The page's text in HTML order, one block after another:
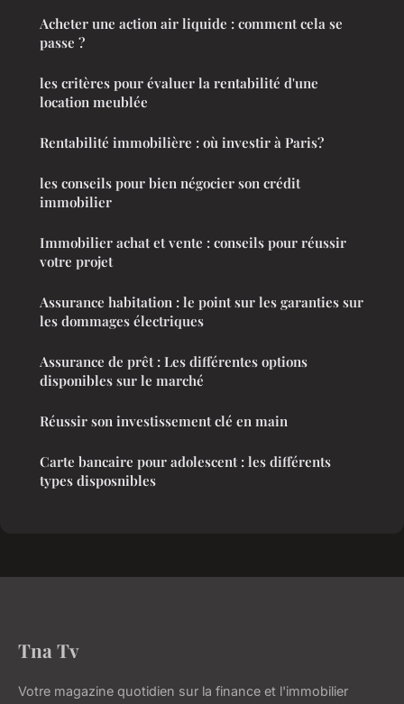
Acheter une action air liquide : comment cela se
passe ?
les critères pour évaluer la rentabilité d'une
location meublée
Rentabilité immobilière : où investir à Paris?
les conseils pour bien négocier son crédit
immobilier
Immobilier achat et vente : conseils pour réussir
votre projet
Assurance habitation : le point sur les garanties sur
les dommages électriques
Assurance de prêt : Les différentes options
disponibles sur le marché
Réussir son investissement clé en main
Carte bancaire pour adolescent : les différents
types disposnibles
Tna Tv
Votre magazine quotidien sur la finance et l'immobilier